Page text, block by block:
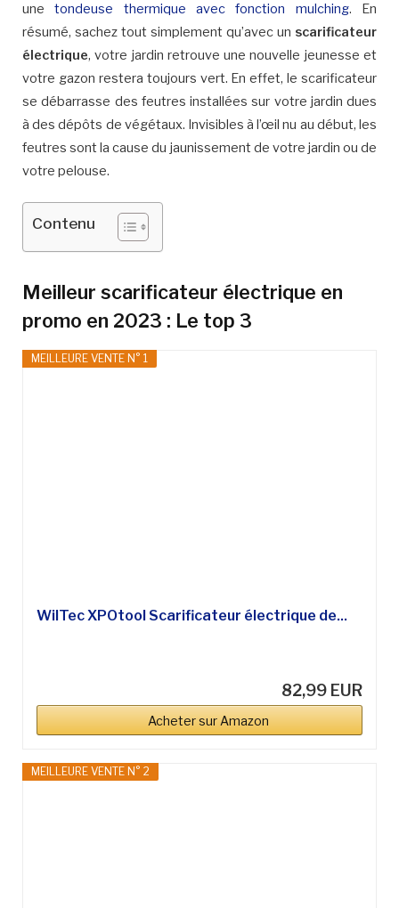
unetondeuse thermique avec fonction mulching. En
résumé, sachez tout simplement qu’avec un scarificateur
électrique, votre jardin retrouve une nouvelle jeunesse et
votre gazon restera toujours vert. En effet, le scarificateur
se débarrasse des feutres installées sur votre jardin dues
à des dépôts de végétaux. Invisibles à l’œil nu au début, les
feutres sont la cause du jaunissement de votre jardin ou de
votre pelouse.
Contenu
Meilleur scarificateur électrique en
promo en 2023 : Le top 3
MEILLEURE VENTE N° 1
WilTec XPOtool Scarificateur électrique de...
82,99 EUR
Acheter sur Amazon
MEILLEURE VENTE N° 2